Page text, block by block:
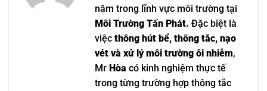
năm trong lĩnh vực môi trường tại
Môi Trường Tấn Phát. Đặc biệt là
việc thông hút bể, thông tắc, nạo
vét và xử lý môi trường ôi nhiễm,
Mr Hòa có kinh nghiệm thực tế
trong từng trường hợp thông tắc